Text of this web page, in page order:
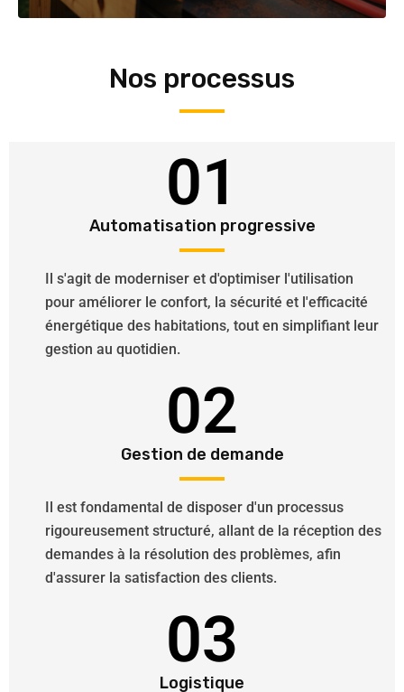
Nos processus
01
Automatisation progressive
Il s'agit de moderniser et d'optimiser l'utilisation
pour améliorer le confort, la sécurité et l'efficacité
énergétique des habitations, tout en simplifiant leur
gestion au quotidien.
02
Gestion de demande
Il est fondamental de disposer d'un processus
rigoureusement structuré, allant de la réception des
demandes à la résolution des problèmes, afin
d'assurer la satisfaction des clients.
03
Logistique